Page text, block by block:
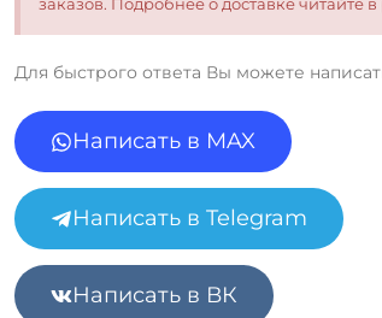
Для быстрого ответа Вы можете
Написать в MAX
Написать в Telegram
Написать в ВК